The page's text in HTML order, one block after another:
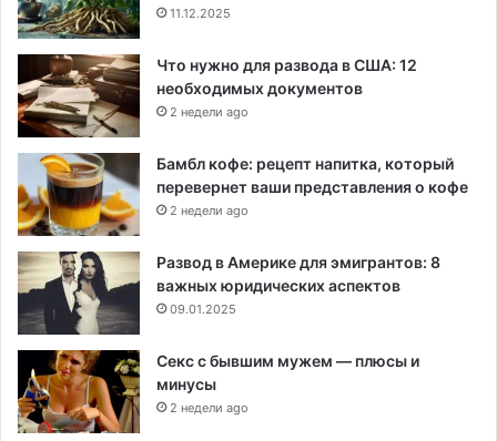
11.12.2025
Что нужно для развода в США: 12
необходимых документов
2 недели ago
Бамбл кофе: рецепт напитка, который
перевернет ваши представления о кофе
2 недели ago
Развод в Америке для эмигрантов: 8
важных юридических аспектов
09.01.2025
Секс с бывшим мужем — плюсы и
минусы
2 недели ago